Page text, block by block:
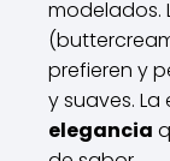
modelados.
prefieren y
y suaves.
elegancia